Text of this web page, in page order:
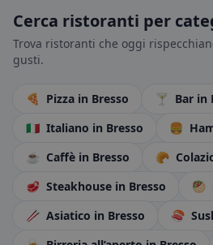
Cerca ristoranti per
Trova ristoranti che oggi
gusti.
🍕 Pizza in Bresso 🍸 Bar in
🇮🇹 Italiano in Bresso 🍔
☕ Caffè in Bresso 🥐
🥩 Steakhouse in Bresso 🥙
🥢 Asiatico in Bresso 🍣